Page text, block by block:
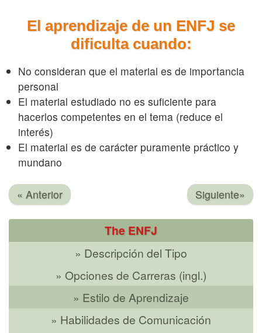
El aprendizaje de un ENFJ se
dificulta cuando:
No consideran que el material es de importancia
personal
El material estudiado no es suficiente para
hacerlos competentes en el tema (reduce el
interés)
El material es de carácter puramente práctico y
mundano
« Anterior Siguiente»
The ENFJ
» Descripción del Tipo
» Opciones de Carreras (ingl.)
» Estilo de Aprendizaje
» Habilidades de Comunicación